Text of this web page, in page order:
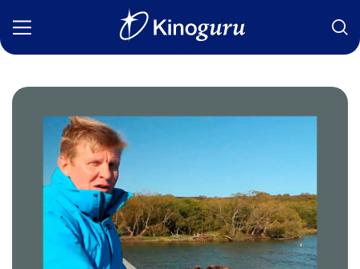
Фильмы
Статьи
Сериалы
Новости
Подборки